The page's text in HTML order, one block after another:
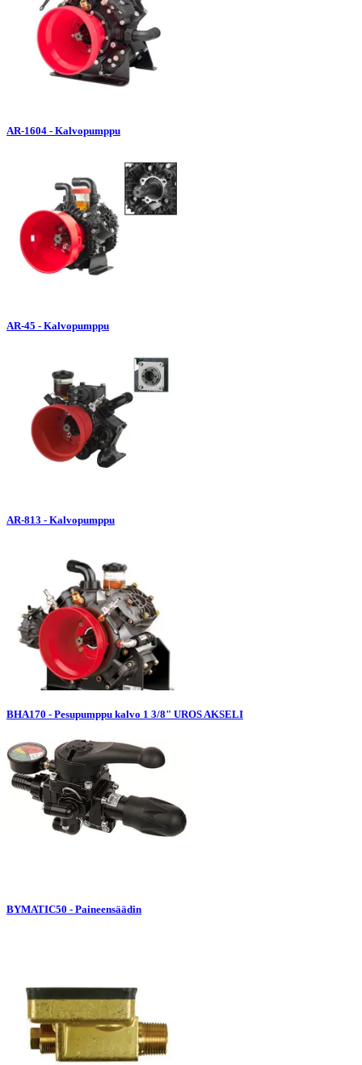
AR-1604 - Kalvopumppu
AR-45 - Kalvopumppu
AR-813 - Kalvopumppu
BHA170 - Pesupumppu kalvo 1 3/8" UROS AKSELI
BYMATIC50 - Paineensäädin